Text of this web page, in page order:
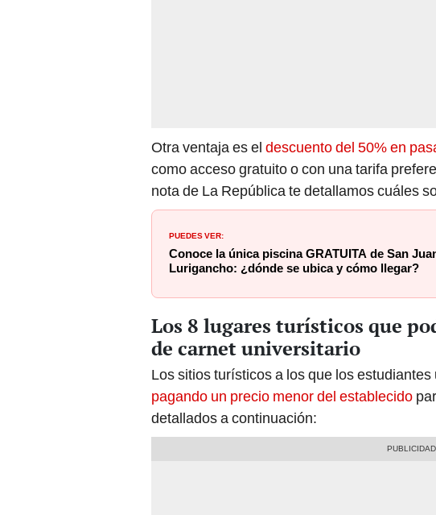
Otra ventaja es el descuento del 50% en
como acceso gratuito o con una tarifa
nota de La República te detallamos cuáles
PUEDES VER:
Conoce la única piscina GRATUITA de San
Lurigancho: ¿dónde se ubica y cómo llegar?
Los 8 lugares turísticos que
de carnet universitario
Los sitios turísticos a los que los
pagando un precio menor del establecido
detallados a continuación: